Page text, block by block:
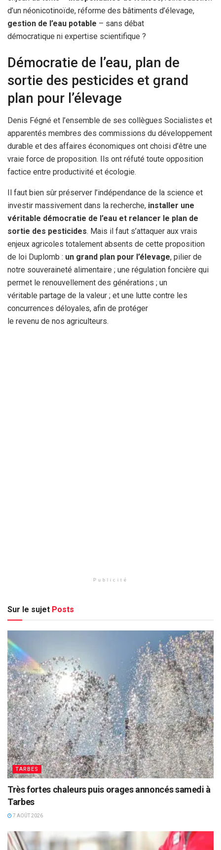
d’un néonicotinoïde, réforme des bâtiments d’élevage,
gestion de l’eau potable – sans débat
démocratique ni expertise scientifique ?
Démocratie de l’eau, plan de
sortie des pesticides et grand
plan pour l’élevage
Denis Fégné et l’ensemble de ses collègues Socialistes et
apparentés membres des commissions du développement
durable et des affaires économiques ont choisi d’être une
vraie force de proposition. Ils ont réfuté toute opposition
factice entre productivité et écologie.
Il faut bien sûr préserver l’indépendance de la science et
investir massivement dans la recherche, installer une
véritable démocratie de l’eau et relancer le plan de
sortie des pesticides. Mais il faut s’attaquer aux vrais
enjeux agricoles totalement absents de cette proposition
de loi Duplomb : un grand plan pour l’élevage, pilier de
notre souveraineté alimentaire ; une régulation foncière qui
permet le renouvellement des générations ; un
véritable partage de la valeur ; et une lutte contre les
concurrences déloyales, afin de protéger
le revenu de nos agriculteurs.
Publicité
Sur le sujet Posts
TARBES
Très fortes chaleurs puis orages annoncés samedi à
Tarbes
7 AOÛT 2026